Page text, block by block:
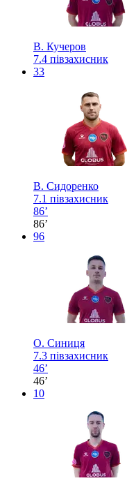
В. Кучеров
7.4 півзахисник
33
В. Сидоренко
7.1 півзахисник
86’
86’
96
О. Синиця
7.3 півзахисник
46’
46’
10